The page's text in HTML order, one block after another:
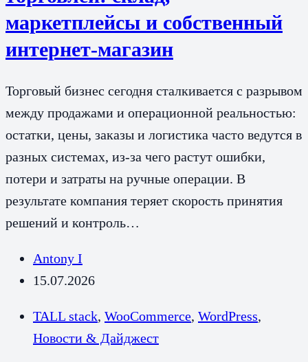
маркетплейсы и собственный
интернет-магазин
Торговый бизнес сегодня сталкивается с разрывом
между продажами и операционной реальностью:
остатки, цены, заказы и логистика часто ведутся в
разных системах, из‑за чего растут ошибки,
потери и затраты на ручные операции. В
результате компания теряет скорость принятия
решений и контроль…
Antony I
15.07.2026
TALL stack, WooCommerce, WordPress,
Новости & Дайджест